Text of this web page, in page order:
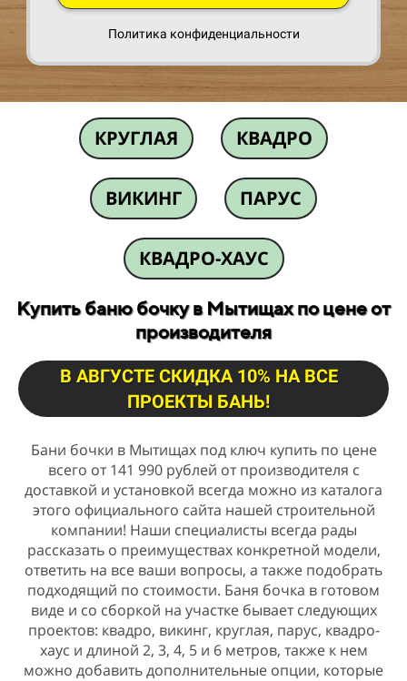
Политика конфиденциальности
КРУГЛАЯ КВАДРО
ВИКИНГ ПАРУС
КВАДРО-ХАУС
Купить баню бочку в Мытищах по цене от
производителя
В АВГУСТЕ СКИДКА 10% НА ВСЕ
ПРОЕКТЫ БАНЬ!
Бани бочки в Мытищах под ключ купить по цене
всего от 141 990 рублей от производителя с
доставкой и установкой всегда можно из каталога
этого официального сайта нашей строительной
компании! Наши специалисты всегда рады
рассказать о преимуществах конкретной модели,
ответить на все ваши вопросы, а также подобрать
подходящий по стоимости. Баня бочка в готовом
виде и со сборкой на участке бывает следующих
проектов: квадро, викинг, круглая, парус, квадро-
хаус и длиной 2, 3, 4, 5 и 6 метров, также к нем
можно добавить дополнительные опции, которые